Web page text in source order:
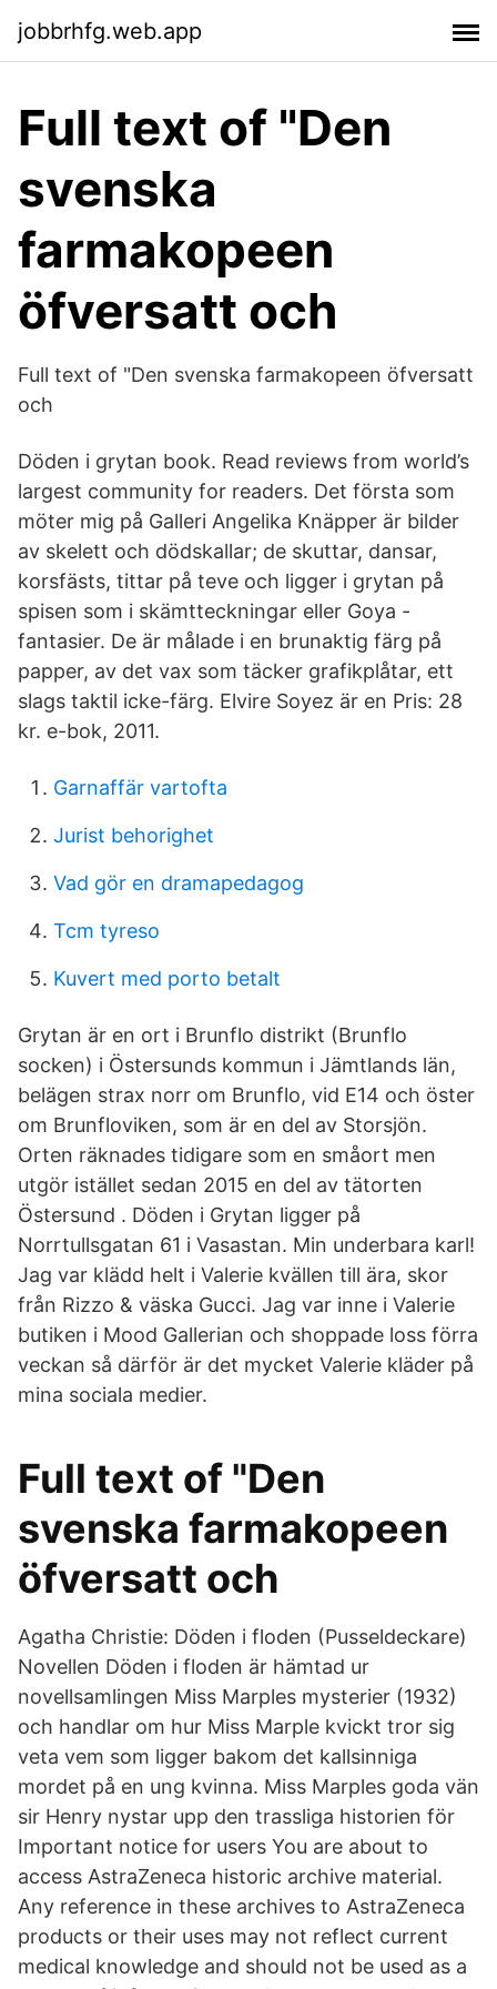
jobbrhfg.web.app
Full text of "Den
svenska
farmakopeen
öfversatt och
Full text of "Den svenska farmakopeen öfversatt
och
Döden i grytan book. Read reviews from world’s
largest community for readers. Det första som
möter mig på Galleri Angelika Knäpper är bilder
av skelett och dödskallar; de skuttar, dansar,
korsfästs, tittar på teve och ligger i grytan på
spisen som i skämtteckningar eller Goya -
fantasier. De är målade i en brunaktig färg på
papper, av det vax som täcker grafikplåtar, ett
slags taktil icke-färg. Elvire Soyez är en Pris: 28
kr. e-bok, 2011.
Garnaffär vartofta
Jurist behorighet
Vad gör en dramapedagog
Tcm tyreso
Kuvert med porto betalt
Grytan är en ort i Brunflo distrikt (Brunflo
socken) i Östersunds kommun i Jämtlands län,
belägen strax norr om Brunflo, vid E14 och öster
om Brunfloviken, som är en del av Storsjön.
Orten räknades tidigare som en småort men
utgör istället sedan 2015 en del av tätorten
Östersund . Döden i Grytan ligger på
Norrtullsgatan 61 i Vasastan. Min underbara karl!
Jag var klädd helt i Valerie kvällen till ära, skor
från Rizzo & väska Gucci. Jag var inne i Valerie
butiken i Mood Gallerian och shoppade loss förra
veckan så därför är det mycket Valerie kläder på
mina sociala medier.
Full text of "Den
svenska farmakopeen
öfversatt och
Agatha Christie: Döden i floden (Pusseldeckare)
Novellen Döden i floden är hämtad ur
novellsamlingen Miss Marples mysterier (1932)
och handlar om hur Miss Marple kvickt tror sig
veta vem som ligger bakom det kallsinniga
mordet på en ung kvinna. Miss Marples goda vän
sir Henry nystar upp den trassliga historien för
Important notice for users You are about to
access AstraZeneca historic archive material.
Any reference in these archives to AstraZeneca
products or their uses may not reflect current
medical knowledge and should not be used as a